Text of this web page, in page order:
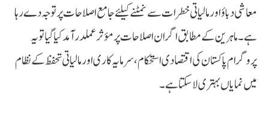
معاشی دباؤ اور مالیاتی خطرات سے نمٹنے کیلئے جامع اصلاحات پر توجہ دے رہا
ہے۔ ماہرین کے مطابق اگر ان اصلاحات پر مؤثر عملدرآمد کیا گیا تو یہ
پروگرام پاکستان کی اقتصادی استحکام، سرمایہ کاری اور مالیاتی تحفظ کے نظام
میں نمایاں بہتری لا سکتا ہے۔